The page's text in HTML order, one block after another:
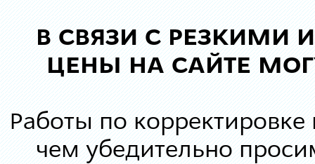
В СВЯЗИ С РЕЗКИМИ
ЦЕНЫ НА САЙТЕ
Работы по корректировке
чем убедительно